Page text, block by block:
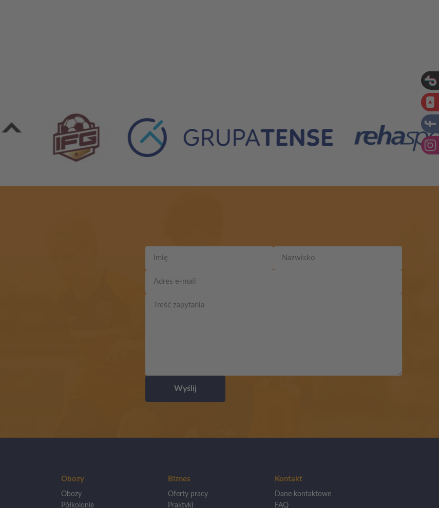
Wyślij
Obozy
Obozy
Półkolonie
Biznes
Oferty pracy
Praktyki
Kontakt
Dane kontaktowe
FAQ